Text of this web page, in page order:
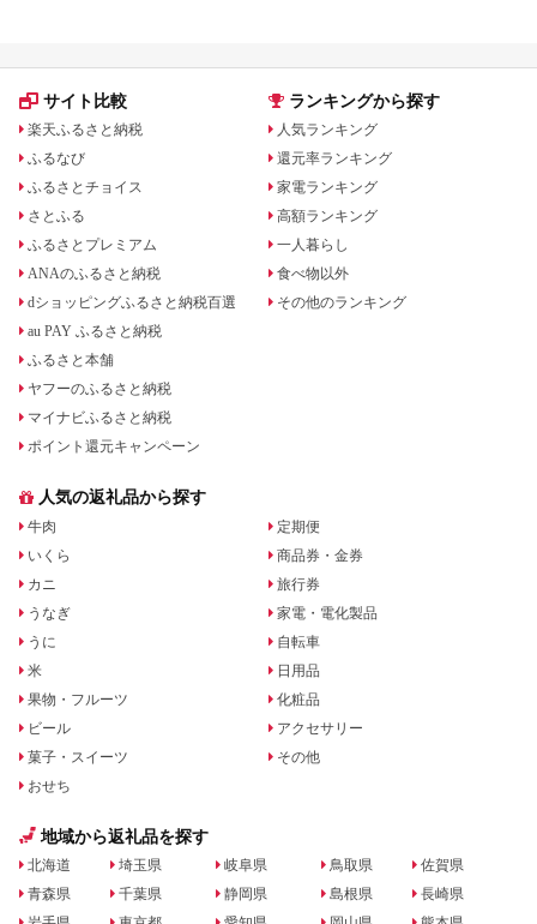
サイト比較
楽天ふるさと納税
ふるなび
ふるさとチョイス
さとふる
ふるさとプレミアム
ANAのふるさと納税
dショッピングふるさと納税百選
au PAY ふるさと納税
ふるさと本舗
ヤフーのふるさと納税
マイナビふるさと納税
ポイント還元キャンペーン
ランキングから探す
人気ランキング
還元率ランキング
家電ランキング
高額ランキング
一人暮らし
食べ物以外
その他のランキング
人気の返礼品から探す
牛肉
いくら
カニ
うなぎ
うに
米
果物・フルーツ
ビール
菓子・スイーツ
おせち
定期便
商品券・金券
旅行券
家電・電化製品
自転車
日用品
化粧品
アクセサリー
その他
地域から返礼品を探す
北海道
青森県
埼玉県
千葉県
岐阜県
静岡県
鳥取県
島根県
佐賀県
長崎県